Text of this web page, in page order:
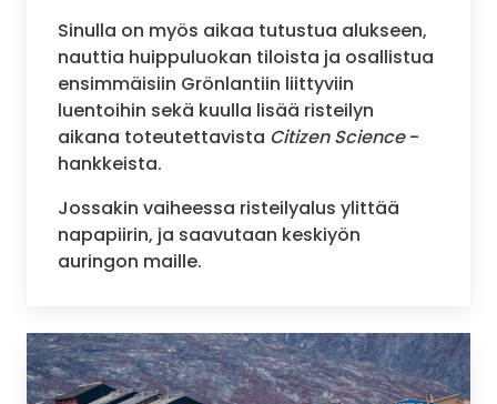
Sinulla on myös aikaa tutustua alukseen,
nauttia huippuluokan tiloista ja osallistua
ensimmäisiin Grönlantiin liittyviin
luentoihin sekä kuulla lisää risteilyn
aikana toteutettavista Citizen Science-
hankkeista.
Jossakin vaiheessa risteilyalus ylittää
napapiirin, ja saavutaan keskiyön
auringon maille.